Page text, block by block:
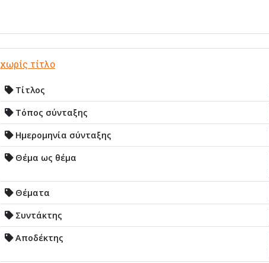
χωρίς τίτλο
Τίτλος
Τόπος σύνταξης
Ημερομηνία σύνταξης
Θέμα ως θέμα
Θέματα
Συντάκτης
Αποδέκτης